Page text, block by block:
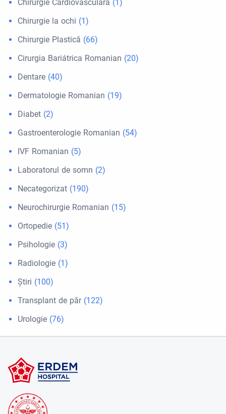
Chirurgie Cardiovasculară (1)
Chirurgie la ochi (1)
Chirurgie Plastică (66)
Cirurgia Bariátrica Romanian (20)
Dentare (40)
Dermatologie Romanian (19)
Diabet (2)
Gastroenterologie Romanian (54)
IVF Romanian (5)
Laboratorul de somn (2)
Necategorizat (190)
Neurochirurgie Romanian (15)
Ortopedie (51)
Psihologie (3)
Radiologie (1)
Ştiri (100)
Transplant de păr(122)
Urologie (76)